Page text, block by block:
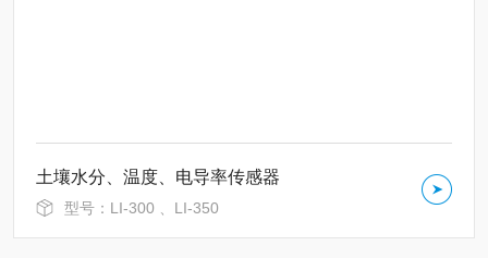
土壤水分、温度、电导率传感器
型号：LI-300 、LI-350